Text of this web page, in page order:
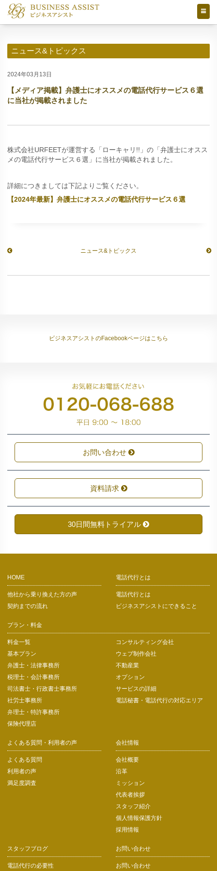
ニュース&トピックス
2024年03月13日
【メディア掲載】弁護士にオススメの電話代行サービス６選
に当社が掲載されました
株式会社URFEETが運営する「ローキャリ!!」の「弁護士にオスス
メの電話代行サービス６選」に当社が掲載されました。
詳細につきましては下記よりご覧ください。
【2024年最新】弁護士にオススメの電話代行サービス６選
ニュース&トピックス
ビジネスアシストのFacebookページはこちら
お問い合わせ
資料請求
30日間無料トライアル
HOME
他社から乗り換えた方の声
契約までの流れ
電話代行とは
電話代行とは
ビジネスアシストにできること
プラン・料金
料金一覧
基本プラン
弁護士・法律事務所
税理士・会計事務所
司法書士・行政書士事務所
社労士事務所
弁理士・特許事務所
保険代理店
コンサルティング会社
ウェブ制作会社
不動産業
オプション
サービスの詳細
電話秘書・電話代行の対応エリア
よくある質問・利用者の声
よくある質問
利用者の声
満足度調査
会社情報
会社概要
沿革
ミッション
代表者挨拶
スタッフ紹介
個人情報保護方針
採用情報
スタッフブログ
電話代行の必要性
お問い合わせ
お問い合わせ